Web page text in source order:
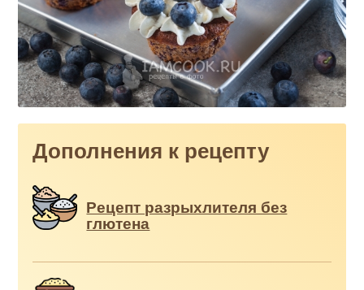
Дополнения к рецепту
Рецепт разрыхлителя без
глютена